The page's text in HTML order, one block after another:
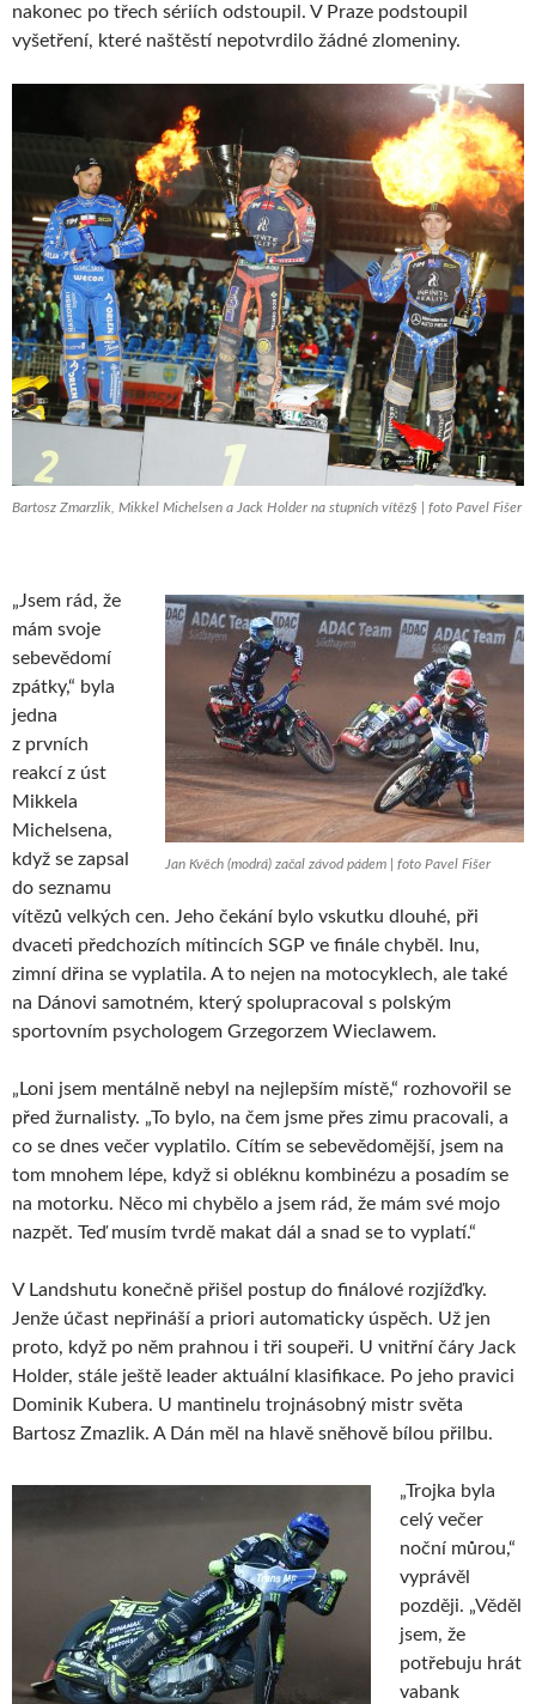
nakonec po třech sériích odstoupil. V Praze podstoupil
vyšetření, které naštěstí nepotvrdilo žádné zlomeniny.
Bartosz Zmarzlik, Mikkel Michelsen a Jack Holder na stupních vítěz§ | foto Pavel Fišer
Jan Kvěch (modrá) začal závod pádem | foto Pavel Fišer
„Jsem rád, že
mám svoje
sebevědomí
zpátky,“ byla
jedna
z prvních
reakcí z úst
Mikkela
Michelsena,
když se zapsal
do seznamu
vítězů velkých cen. Jeho čekání bylo vskutku dlouhé, při
dvaceti předchozích mítincích SGP ve finále chyběl. Inu,
zimní dřina se vyplatila. A to nejen na motocyklech, ale také
na Dánovi samotném, který spolupracoval s polským
sportovním psychologem Grzegorzem Wieclawem.
„Loni jsem mentálně nebyl na nejlepším místě,“ rozhovořil se
před žurnalisty. „To bylo, na čem jsme přes zimu pracovali, a
co se dnes večer vyplatilo. Cítím se sebevědomější, jsem na
tom mnohem lépe, když si obléknu kombinézu a posadím se
na motorku. Něco mi chybělo a jsem rád, že mám své mojo
nazpět. Teď musím tvrdě makat dál a snad se to vyplatí.“
V Landshutu konečně přišel postup do finálové rozjížďky.
Jenže účast nepřináší a priori automaticky úspěch. Už jen
proto, když po něm prahnou i tři soupeři. U vnitřní čáry Jack
Holder, stále ještě leader aktuální klasifikace. Po jeho pravici
Dominik Kubera. U mantinelu trojnásobný mistr světa
Bartosz Zmazlik. A Dán měl na hlavě sněhově bílou přilbu.
„Trojka byla
celý večer
noční můrou,“
vyprávěl
později. „Věděl
jsem, že
potřebuju hrát
vabank